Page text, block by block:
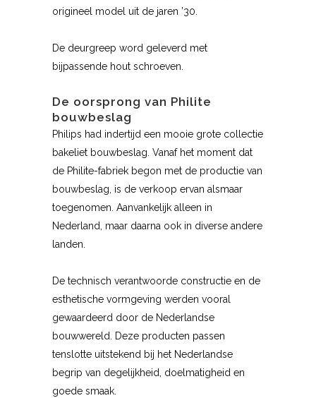
origineel model uit de jaren ’30.
De deurgreep word geleverd met
bijpassende hout schroeven.
De oorsprong van Philite
bouwbeslag
Philips had indertijd een mooie grote collectie
bakeliet bouwbeslag. Vanaf het moment dat
de Philite-fabriek begon met de productie van
bouwbeslag, is de verkoop ervan alsmaar
toegenomen. Aanvankelijk alleen in
Nederland, maar daarna ook in diverse andere
landen.
De technisch verantwoorde constructie en de
esthetische vormgeving werden vooral
gewaardeerd door de Nederlandse
bouwwereld. Deze producten passen
tenslotte uitstekend bij het Nederlandse
begrip van degelijkheid, doelmatigheid en
goede smaak.